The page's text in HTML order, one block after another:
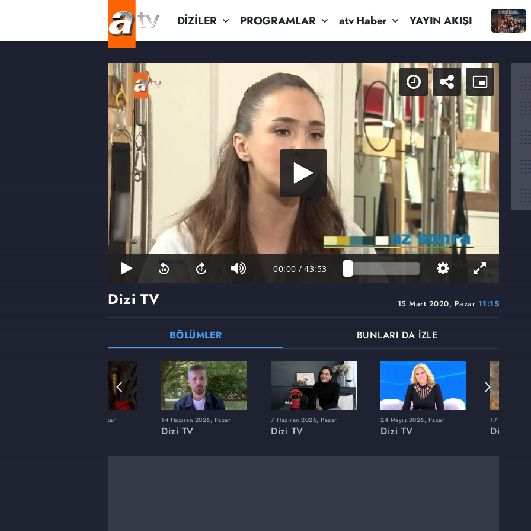
DİZİLER PROGRAMLAR atv Haber YAYIN AKIŞI
00:00 / 43:53
15 Mart 2020, Pazar 11:15
Dizi TV
BÖLÜMLER BUNLARI DA İZLE
22 Şubat 2026, Pazar 14 Haziran 2026, Pazar
Dizi TV
7 Haziran 2026, Pazar
Dizi TV
24 Mayıs 2026, Pazar
Dizi TV
17 Mayıs
Dizi TV